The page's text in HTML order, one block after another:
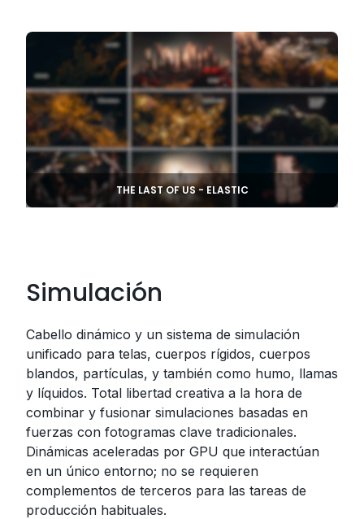
THE LAST OF US - ELASTIC
Simulación
Cabello dinámico y un sistema de simulación
unificado para telas, cuerpos rígidos, cuerpos
blandos, partículas, y también como humo, llamas
y líquidos. Total libertad creativa a la hora de
combinar y fusionar simulaciones basadas en
fuerzas con fotogramas clave tradicionales.
Dinámicas aceleradas por GPU que interactúan
en un único entorno; no se requieren
complementos de terceros para las tareas de
producción habituales.